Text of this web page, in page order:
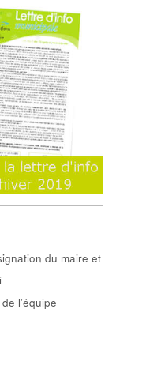
du maire et
l’équipe